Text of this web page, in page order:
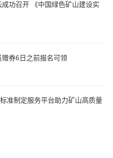
功召开 《中国绿色矿山建设实
券6日之前报名可领
准制定服务平台助力矿山高质量